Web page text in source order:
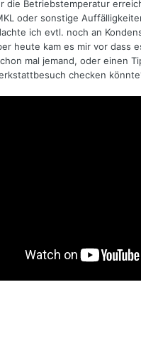
die Betriebstemperatur
oder sonstige
ich evtl. noch an
heute kam es mir vor dass
mal jemand, oder einen
checken